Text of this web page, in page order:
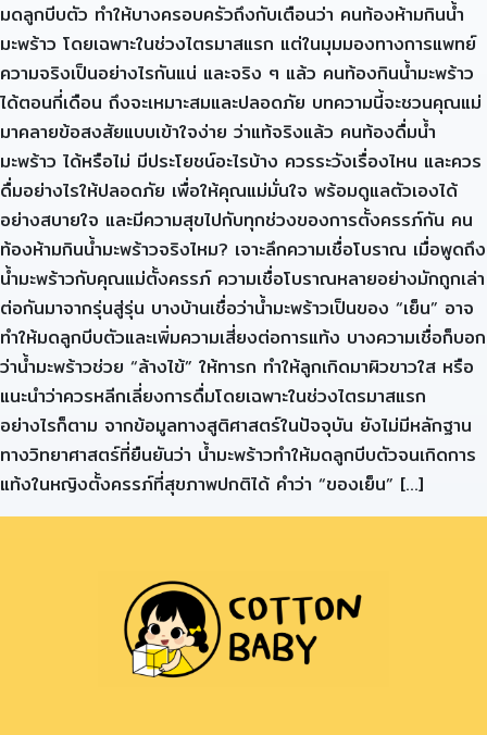
มดลูกบีบตัว ทำให้บางครอบครัวถึงกับเตือนว่า คนท้องห้ามกินน้ำ
มะพร้าว โดยเฉพาะในช่วงไตรมาสแรก แต่ในมุมมองทางการแพทย์
ความจริงเป็นอย่างไรกันแน่ และจริง ๆ แล้ว คนท้องกินน้ำมะพร้าว
ได้ตอนกี่เดือน ถึงจะเหมาะสมและปลอดภัย บทความนี้จะชวนคุณแม่
มาคลายข้อสงสัยแบบเข้าใจง่าย ว่าแท้จริงแล้ว คนท้องดื่มน้ำ
มะพร้าว ได้หรือไม่ มีประโยชน์อะไรบ้าง ควรระวังเรื่องไหน และควร
ดื่มอย่างไรให้ปลอดภัย เพื่อให้คุณแม่มั่นใจ พร้อมดูแลตัวเองได้
อย่างสบายใจ และมีความสุขไปกับทุกช่วงของการตั้งครรภ์กัน คน
ท้องห้ามกินน้ำมะพร้าวจริงไหม? เจาะลึกความเชื่อโบราณ เมื่อพูดถึง
น้ำมะพร้าวกับคุณแม่ตั้งครรภ์ ความเชื่อโบราณหลายอย่างมักถูกเล่า
ต่อกันมาจากรุ่นสู่รุ่น บางบ้านเชื่อว่าน้ำมะพร้าวเป็นของ “เย็น” อาจ
ทำให้มดลูกบีบตัวและเพิ่มความเสี่ยงต่อการแท้ง บางความเชื่อก็บอก
ว่าน้ำมะพร้าวช่วย “ล้างไข้” ให้ทารก ทำให้ลูกเกิดมาผิวขาวใส หรือ
แนะนำว่าควรหลีกเลี่ยงการดื่มโดยเฉพาะในช่วงไตรมาสแรก
อย่างไรก็ตาม จากข้อมูลทางสูติศาสตร์ในปัจจุบัน ยังไม่มีหลักฐาน
ทางวิทยาศาสตร์ที่ยืนยันว่า น้ำมะพร้าวทำให้มดลูกบีบตัวจนเกิดการ
แท้งในหญิงตั้งครรภ์ที่สุขภาพปกติได้ คำว่า “ของเย็น” […]